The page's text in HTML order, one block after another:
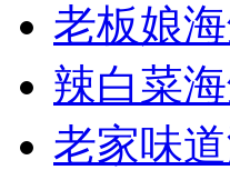
老板娘
辣白菜
老家味